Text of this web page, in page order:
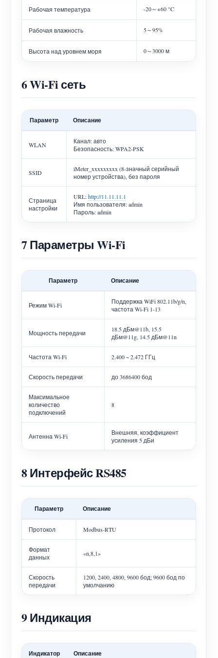
Рабочая температура -20～+60 °C
Рабочая влажность 5～95%
Высота над уровнем моря 0～3000 м
6 Wi-Fi сеть
Параметр Описание
WLAN
Канал: авто
Безопасность: WPA2-PSK
SSID
iMeter_xxxxxxxxx (8-значный серийный
номер устройства), без пароля
Страница
настройки
URL:http://11.11.11.1
Имя пользователя: admin
Пароль: admin
7 Параметры Wi-Fi
Параметр Описание
Режим Wi-Fi
Поддержка WiFi 802.11b/g/n,
частота Wi-Fi 1-13
Мощность передачи
18.5 дБм@11b, 15.5
дБм@11g, 14.5 дБм@11n
Частота Wi-Fi 2.400 ~ 2.472 ГГц
Скорость передачи до 3686400 бод
Максимальное
количество
подключений
8
Антенна Wi-Fi
Внешняя, коэффициент
усиления 5 дБи
8 Интерфейс RS485
Параметр Описание
Протокол Modbus-RTU
Формат
данных
«n,8,1»
Скорость
передачи
1200, 2400, 4800, 9600 бод; 9600 бод по
умолчанию
9 Индикация
Индикатор Описание